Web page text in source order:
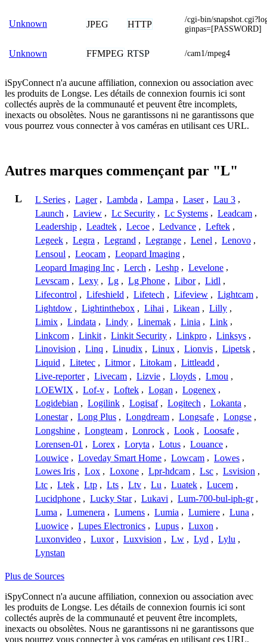
Unknown JPEG HTTP
/cgi-bin/
ginpas=[PASSWORD]
Unknown FFMPEG RTSP /cam1/mpeg4
iSpyConnect n'a aucune affiliation, connexion ou association avec
les produits de Longse. Les détails de connexion fournis ici sont
collectés auprès de la communauté et peuvent être incomplets,
inexacts ou obsolètes. Nous ne garantissons ni ne garantissons que
vous pourrez vous connecter à vos caméras en utilisant ces URL.
Autres marques commençant par "L"
L L Series , Lager , Lambda , Lampa , Laser , Lau 3 ,
Launch , Laview , Lc Security , Lc Systems , Leadcam ,
Leadership , Leadtek , Lecoe , Ledvance , Leftek ,
Legeek , Legra , Legrand , Legrange , Lenel , Lenovo ,
Lensoul , Leocam , Leopard Imaging ,
Leopard Imaging Inc , Lerch , Leshp , Levelone ,
Levscam , Lexy , Lg , Lg Phone , Libor , Lidl ,
Lifecontrol , Lifeshield , Lifetech , Lifeview , Lightcam ,
Lightdow , Lightinthebox , Lihai , Likean , Lilly ,
Limix , Lindata , Lindy , Linemak , Linia , Link ,
Linkcom , Linkit , Linkit Security , Linkpro , Linksys ,
Linovision , Linq , Linudix , Linux , Lionvis , Lipetsk ,
Liquid , Litetec , Litmor , Litokam , Littleadd ,
Live-reporter , Livecam , Lizvie , Lloyds , Lmou ,
LOEWIX , Lof-v , Loftek , Logan , Logenex ,
Logidebian , Logilink , Logisaf , Logitech , Lokanta ,
Lonestar , Long Plus , Longdream , Longsafe , Longse ,
Longshine , Longteam , Lonrock , Look , Loosafe ,
Lorensen-01 , Lorex , Loryta , Lotus , Louance ,
Louwice , Loveday Smart Home , Lowcam , Lowes ,
Lowes Iris , Lox , Loxone , Lpr-hdcam , Lsc , Lsvision ,
Ltc , Ltek , Ltp , Lts , Ltv , Lu , Luatek , Lucem ,
Lucidphone , Lucky Star , Lukavi , Lum-700-bul-iph-gr ,
Luma , Lumenera , Lumens , Lumia , Lumiere , Luna ,
Luowice , Lupes Electronics , Lupus , Luxon ,
Luxonvideo , Luxor , Luxvision , Lw , Lyd , Lylu ,
Lynstan
Plus de Sources
iSpyConnect n'a aucune affiliation, connexion ou association avec
les produits de Longse. Les détails de connexion fournis ici sont
collectés auprès de la communauté et peuvent être incomplets,
inexacts ou obsolètes. Nous ne garantissons ni ne garantissons que
vous pourrez vous connecter à vos caméras en utilisant ces URL.